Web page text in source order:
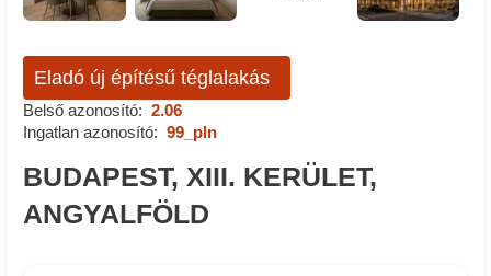
Eladó új építésű téglalakás
Belső azonosító: 2.06
Ingatlan azonosító: 99_pln
BUDAPEST, XIII. KERÜLET,
ANGYALFÖLD